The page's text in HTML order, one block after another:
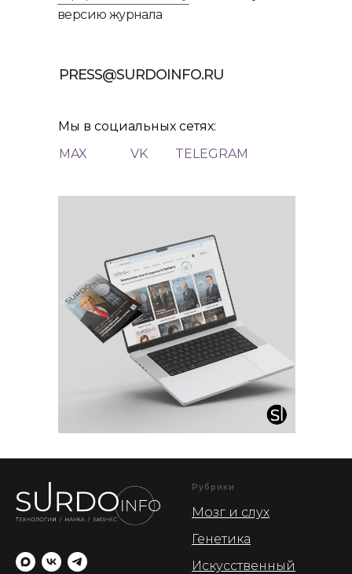
версию журнала
PRESS@SURDOINFO.RU
TELEGRAM
VK
MAX
Мы в социальных сетях:
Рубрики
Мозг и слух
Генетика
Искусственный